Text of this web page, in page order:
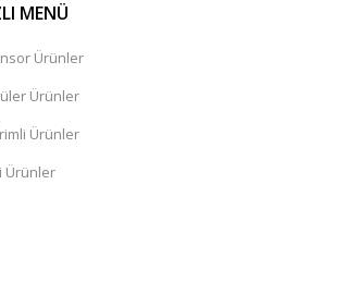
MENÜ
Ürünler
Ürünler
Ürünler
Ürünler